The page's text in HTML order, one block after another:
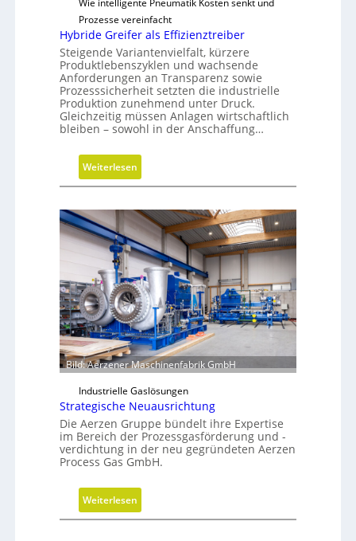
o
n
e
n
a
l
t
i
g
W
e
k
z
e
u
g
b
a
u
p
r
z
e
s
s
e
Prozesse vereinfacht
Hybride Greifer als Effizienztreiber
Steigende Variantenvielfalt, kürzere
Produktlebenszyklen und wachsende
Anforderungen an Transparenz sowie
Prozesssicherheit setzten die industrielle
Produktion zunehmend unter Druck.
Gleichzeitig müssen Anlagen wirtschaftlich
bleiben – sowohl in der Anschaffung…
Weiterlesen:
H
b
r
i
d
e
G
r
e
i
f
r
l
s
E
i
z
Bild: Aerzener Maschinenfabrik GmbH
Industrielle Gaslösungen
Strategische Neuausrichtung
Die Aerzen Gruppe bündelt ihre Expertise
im Bereich der Prozessgasförderung und -
verdichtung in der neu gegründeten Aerzen
Process Gas GmbH.
Weiterlesen:
S